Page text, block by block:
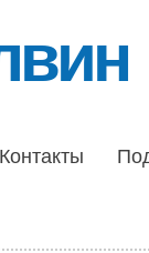
Контакты